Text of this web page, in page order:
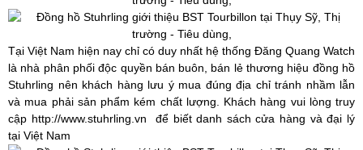
Tại Việt Nam hiện nay chỉ có duy nhất hệ thống Đăng Quang Watch
là nhà phân phối độc quyền bán buôn, bán lẻ thương hiệu đồng hồ
Stuhrling nên khách hàng lưu ý mua đúng địa chỉ tránh nhầm lẫn
và mua phải sản phẩm kém chất lượng. Khách hàng vui lòng truy
cập http://www.stuhrling.vn để biết danh sách cửa hàng và đại lý
tại Việt Nam